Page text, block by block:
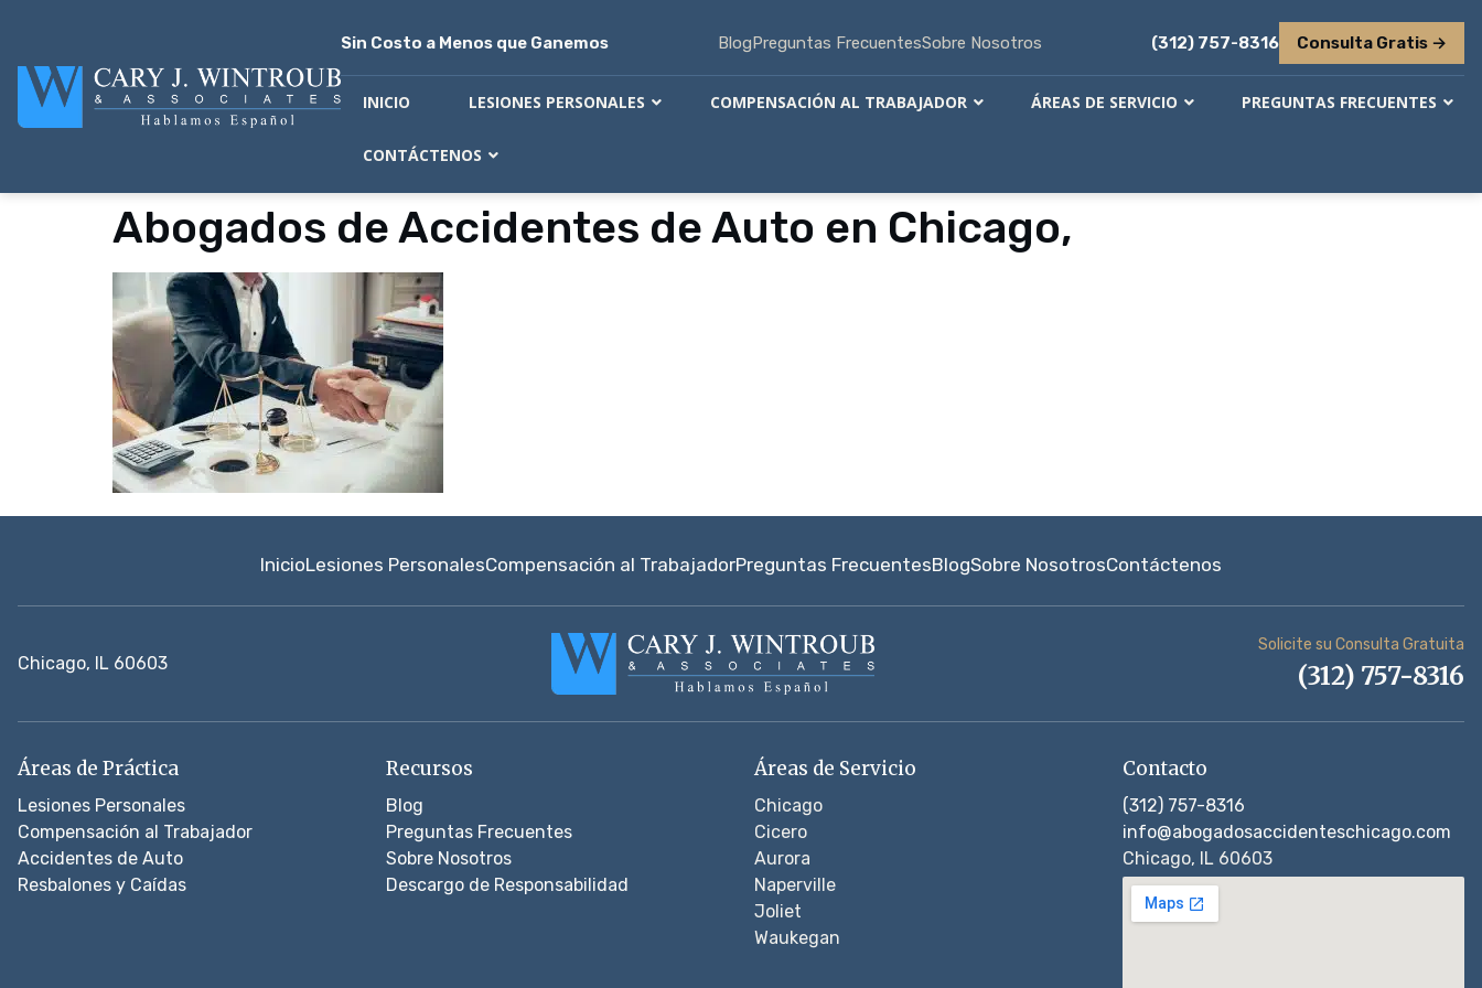
Sin Costo a Menos que Ganemos BlogPreguntas FrecuentesSobre Nosotros (312) 757-8316 Consulta Gratis →
INICIO LESIONES PERSONALES COMPENSACIÓN AL TRABAJADOR ÁREAS DE SERVICIO PREGUNTAS FRECUENTES
CONTÁCTENOS
Abogados de Accidentes de Auto en Chicago,
InicioLesiones PersonalesCompensación al TrabajadorPreguntas FrecuentesBlogSobre NosotrosContáctenos
Chicago, IL 60603
Solicite su Consulta Gratuita
(312) 757-8316
Áreas de Práctica
Lesiones Personales
Compensación al Trabajador
Accidentes de Auto
Resbalones y Caídas
Recursos
Blog
Preguntas Frecuentes
Sobre Nosotros
Descargo de Responsabilidad
Áreas de Servicio
Chicago
Cicero
Aurora
Naperville
Joliet
Waukegan
Contacto
(312) 757-8316
info@abogadosaccidenteschicago.com
Chicago, IL 60603